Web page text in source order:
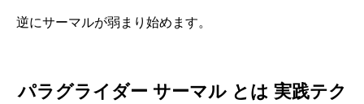
逆にサーマルが弱まり始めます。
パラグライダー サーマル とは 実践テク